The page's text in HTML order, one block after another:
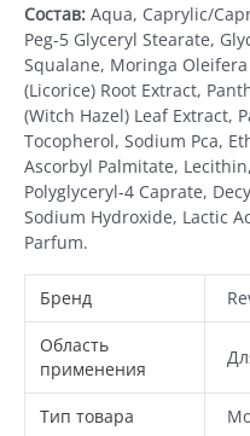
Состав: Aqua, Caprylic/
Peg-5 Glyceryl Stearate,
Squalane, Moringa
(Licorice) Root Extract,
(Witch Hazel) Leaf Extract,
Tocopherol, Sodium Pca,
Ascorbyl Palmitate,
Polyglyceryl-4 Caprate,
Sodium Hydroxide, Lactic
Parfum.
Бренд
Область
применения
Тип товара